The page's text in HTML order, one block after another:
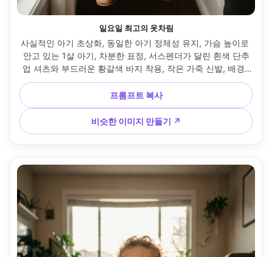
일요일 최고의 옷차림
사실적인 아기 초상화, 동일한 아기 정체성 유지, 가슴 높이로
안고 있는 1살 아기, 차분한 표정, 서스펜더가 달린 흰색 단추
업 셔츠와 부드러운 황갈색 바지 착용, 작은 가죽 신발, 배경:
조용한 복도, 약간 초점이 벗어난 가족 사진, 부드러운 방향성
창문 조명, 니콘 Z8, 85mm f/1.8, 밀접한 초상화 프레임, 미묘
한 비네트, 따뜻한 향수의 톤, 사실적인 원단 접힘, 날카로운 초
점, 자연스러운 피부 질감 --ar 4:5
프롬프트 복사
비슷한 이미지 만들기 ↗